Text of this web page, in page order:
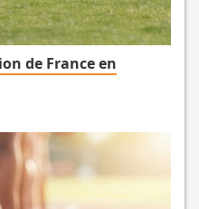
de France en